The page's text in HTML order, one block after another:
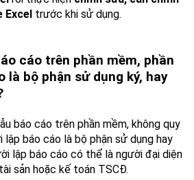
Excel trước khi sử dụng.
cáo trên phần mềm, phần
là bộ phận sử dụng ký, hay
báo cáo trên phần mềm, không quy
báo cáo là bộ phận sử dụng hay
lập báo cáo có thể là người đại diện
sản hoặc kế toán TSCĐ.